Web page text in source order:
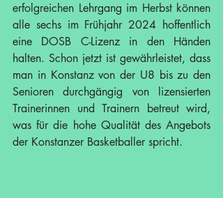
erfolgreichen Lehrgang im Herbst können
alle sechs im Frühjahr 2024 hoffentlich
eine DOSB C-Lizenz in den Händen
halten. Schon jetzt ist gewährleistet, dass
man in Konstanz von der U8 bis zu den
Senioren durchgängig von lizensierten
Trainerinnen und Trainern betreut wird,
was für die hohe Qualität des Angebots
der Konstanzer Basketballer spricht.